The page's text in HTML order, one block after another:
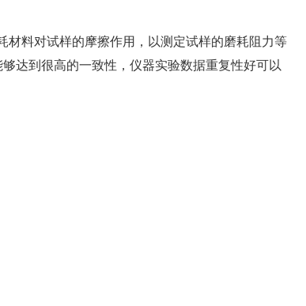
料对试样的摩擦作用，以测定试样的磨耗阻力等
达到很高的一致性，仪器实验数据重复性好可以